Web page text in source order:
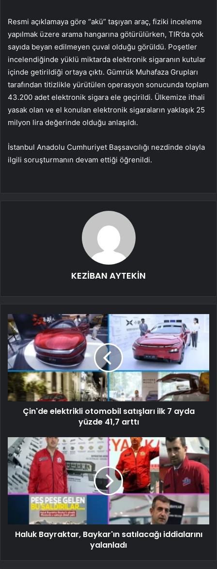
Resmi açıklamaya göre “akü” taşıyan araç, fiziki inceleme
yapılmak üzere arama hangarına götürülürken, TIR’da çok
sayıda beyan edilmeyen çuval olduğu görüldü. Poşetler
incelendiğinde yüklü miktarda elektronik sigaranın kutular
içinde getirildiği ortaya çıktı. Gümrük Muhafaza Grupları
tarafından titizlikle yürütülen operasyon sonucunda toplam
43.200 adet elektronik sigara ele geçirildi. Ülkemize ithali
yasak olan ve el konulan elektronik sigaraların yaklaşık 25
milyon lira değerinde olduğu anlaşıldı.
İstanbul Anadolu Cumhuriyet Başsavcılığı nezdinde olayla
ilgili soruşturmanın devam ettiği öğrenildi.
KEZİBAN AYTEKİN
Çin'de elektrikli otomobil satışları ilk 7 ayda
yüzde 41,7 arttı
Haluk Bayraktar, Baykar'ın satılacağı iddialarını
yalanladı